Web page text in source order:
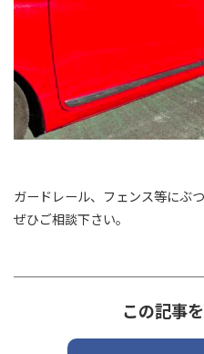
ガードレール、フェンス等にぶ
ぜひご相談下さい。
この記事